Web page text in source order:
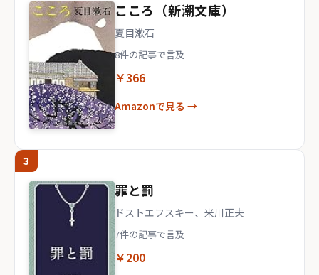
こころ（新潮文庫）
夏目漱石
8件の記事で言及
￥366
Amazonで見る →
3
罪と罰
ドストエフスキー、米川正夫
7件の記事で言及
￥200